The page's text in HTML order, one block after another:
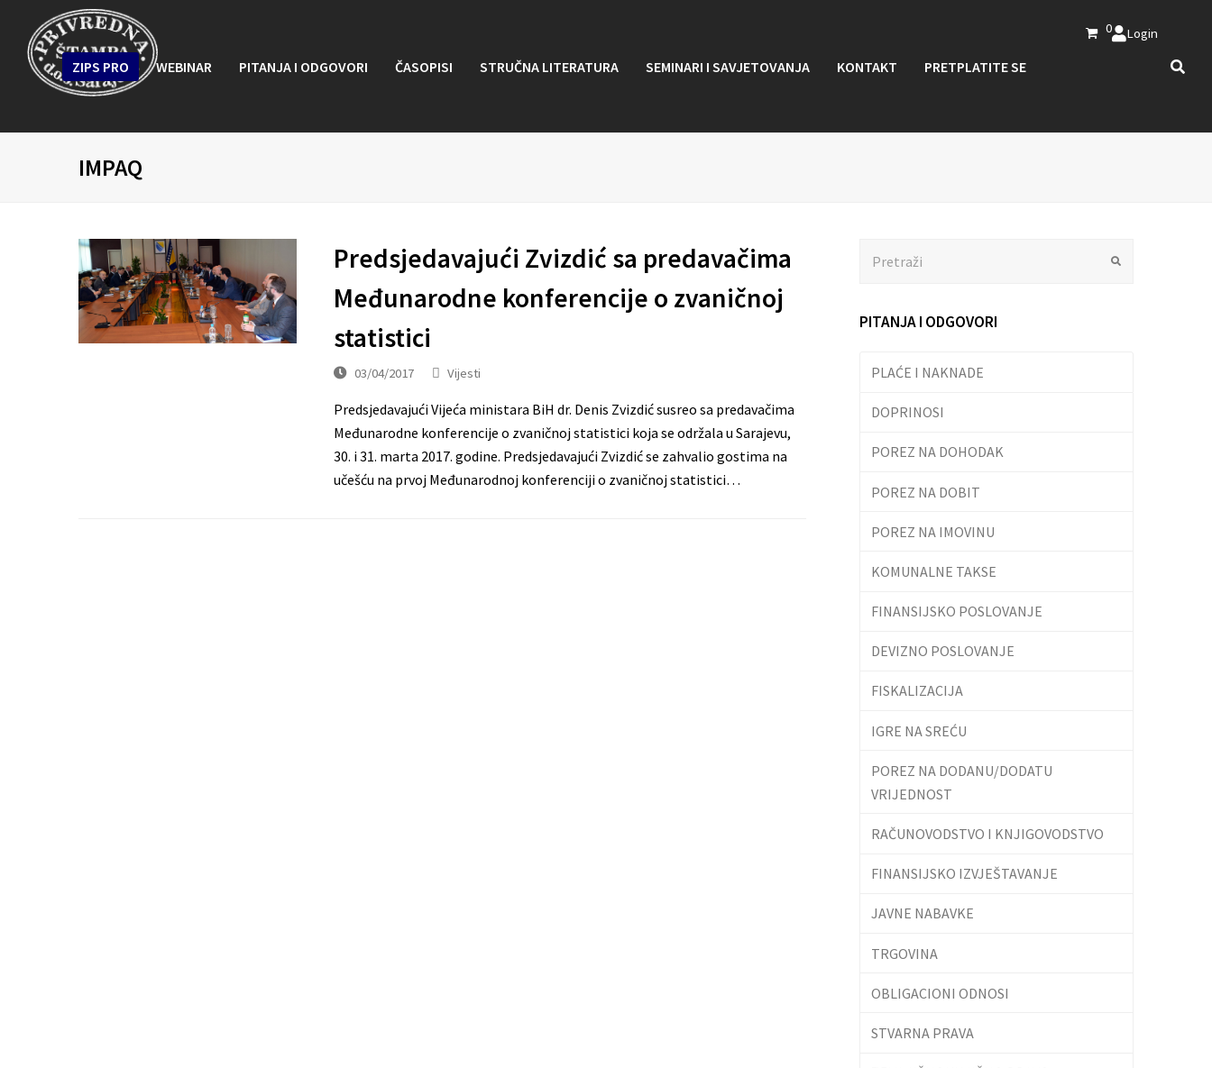
0 Login
ZIPS PRO WEBINAR PITANJA I ODGOVORI ČASOPISI STRUČNA LITERATURA SEMINARI I SAVJETOVANJA KONTAKT PRETPLATITE SE
IMPAQ
Predsjedavajući Zvizdić sa predavačima
Međunarodne konferencije o zvaničnoj
statistici
03/04/2017 Vijesti
Predsjedavajući Vijeća ministara BiH dr. Denis Zvizdić susreo sa predavačima
Međunarodne konferencije o zvaničnoj statistici koja se održala u Sarajevu,
30. i 31. marta 2017. godine. Predsjedavajući Zvizdić se zahvalio gostima na
učešću na prvoj Međunarodnoj konferenciji o zvaničnoj statistici…
PITANJA I ODGOVORI
PLAĆE I NAKNADE
DOPRINOSI
POREZ NA DOHODAK
POREZ NA DOBIT
POREZ NA IMOVINU
KOMUNALNE TAKSE
FINANSIJSKO POSLOVANJE
DEVIZNO POSLOVANJE
FISKALIZACIJA
IGRE NA SREĆU
POREZ NA DODANU/DODATU
VRIJEDNOST
RAČUNOVODSTVO I KNJIGOVODSTVO
FINANSIJSKO IZVJEŠTAVANJE
JAVNE NABAVKE
TRGOVINA
OBLIGACIONI ODNOSI
STVARNA PRAVA